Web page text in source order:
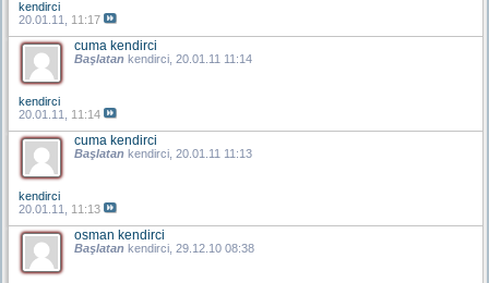
kendirci
20.01.11,
11:17
cuma kendirci
Başlatan kendirci, 20.01.11 11:14
kendirci
20.01.11,
11:14
cuma kendirci
Başlatan kendirci , 20.01.11 11:13
kendirci
20.01.11,
11:13
osman kendirci
Başlatan kendirci , 29.12.10 08:38